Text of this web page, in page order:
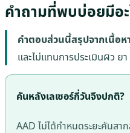
คำถามที่พบบ่อยมีอะ
คำตอบส่วนนี้สรุปจากเนื้อ
และไม่แทนการประเมินผิว ย
คันหลังเลเซอร์กี่วันจึงปกติ?
AAD ไม่ได้กำหนดระยะคันสา